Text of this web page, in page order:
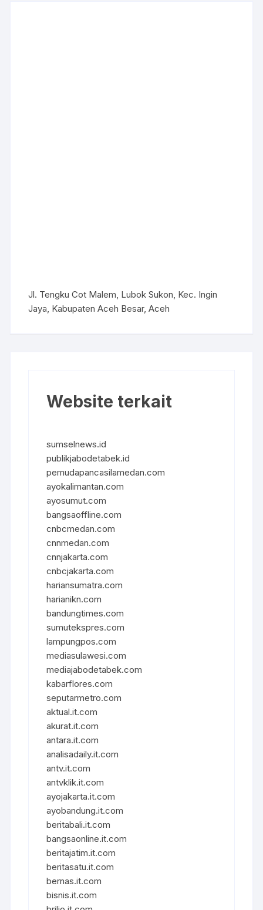
Jl. Tengku Cot Malem, Lubok Sukon, Kec. Ingin
Jaya, Kabupaten Aceh Besar, Aceh
Website terkait
sumselnews.id
publikjabodetabek.id
pemudapancasilamedan.com
ayokalimantan.com
ayosumut.com
bangsaoffline.com
cnbcmedan.com
cnnmedan.com
cnnjakarta.com
cnbcjakarta.com
hariansumatra.com
harianikn.com
bandungtimes.com
sumutekspres.com
lampungpos.com
mediasulawesi.com
mediajabodetabek.com
kabarflores.com
seputarmetro.com
aktual.it.com
akurat.it.com
antara.it.com
analisadaily.it.com
antv.it.com
antvklik.it.com
ayojakarta.it.com
ayobandung.it.com
beritabali.it.com
bangsaonline.it.com
beritajatim.it.com
beritasatu.it.com
bernas.it.com
bisnis.it.com